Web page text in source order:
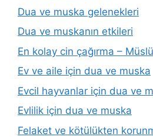
Dua ve muska gelenekleri
Dua ve muskanın etkileri
En kolay cin çağırma –
Ev ve aile için dua ve muska
Evcil hayvanlar için dua ve
Evlilik için dua ve muska
Felaket ve kötülükten